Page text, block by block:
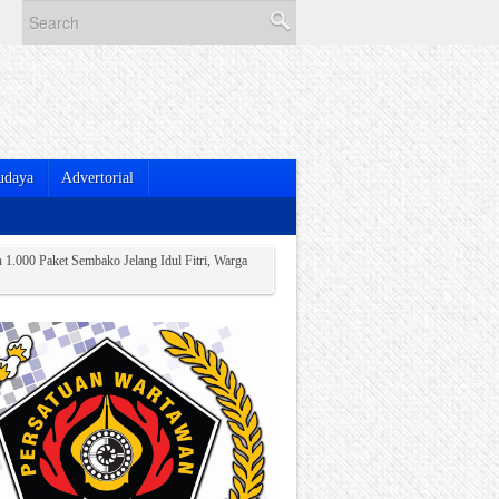
Advertorial
1.000 Paket Sembako Jelang Idul Fitri, Warga